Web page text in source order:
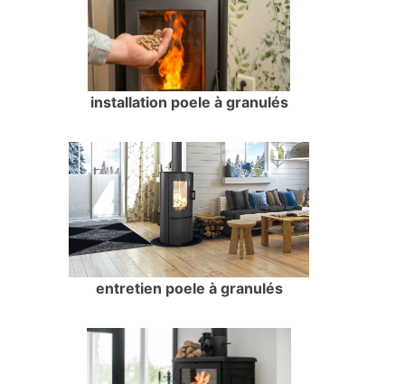
installation poele à granulés
entretien poele à granulés